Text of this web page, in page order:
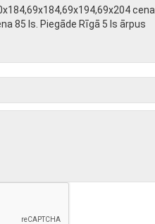
cena
85 ls. Piegāde Rīgā 5 ls ārpus